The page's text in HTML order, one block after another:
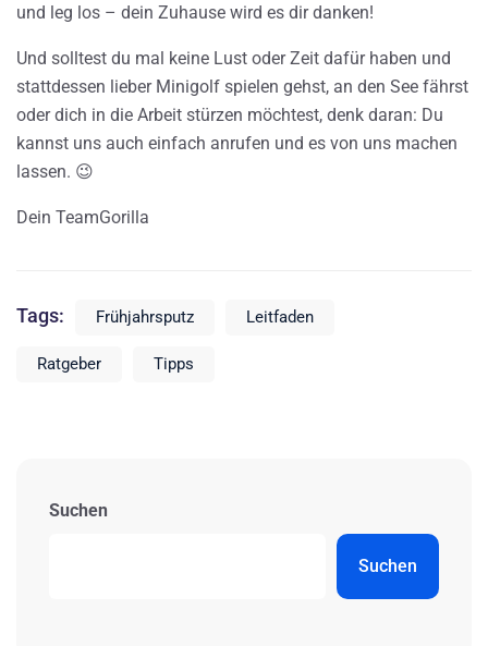
und leg los – dein Zuhause wird es dir danken!
Und solltest du mal keine Lust oder Zeit dafür haben und
stattdessen lieber Minigolf spielen gehst, an den See fährst
oder dich in die Arbeit stürzen möchtest, denk daran: Du
kannst uns auch einfach anrufen und es von uns machen
lassen. 😉
Dein TeamGorilla
Tags: Frühjahrsputz Leitfaden
Ratgeber Tipps
Suchen
Suchen